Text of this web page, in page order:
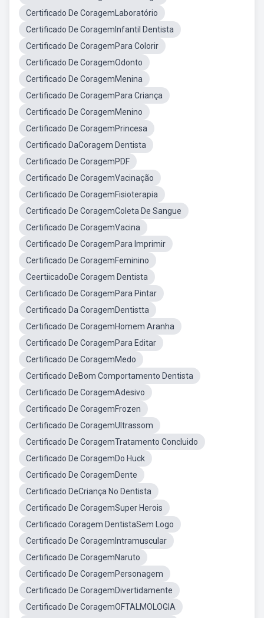
Certificado De CoragemLaboratório
Certificado De CoragemInfantil Dentista
Certificado De CoragemPara Colorir
Certificado De CoragemOdonto
Certificado De CoragemMenina
Certificado De CoragemPara Criança
Certificado De CoragemMenino
Certificado De CoragemPrincesa
Certificado DaCoragem Dentista
Certificado De CoragemPDF
Certificado De CoragemVacinação
Certificado De CoragemFisioterapia
Certificado De CoragemColeta De Sangue
Certificado De CoragemVacina
Certificado De CoragemPara Imprimir
Certificado De CoragemFeminino
CeertiicadoDe Coragem Dentista
Certificado De CoragemPara Pintar
Certificado Da CoragemDentistta
Certificado De CoragemHomem Aranha
Certificado De CoragemPara Editar
Certificado De CoragemMedo
Certificado DeBom Comportamento Dentista
Certificado De CoragemAdesivo
Certificado De CoragemFrozen
Certificado De CoragemUltrassom
Certificado De CoragemTratamento Concluido
Certificado De CoragemDo Huck
Certificado De CoragemDente
Certificado DeCriança No Dentista
Certificado De CoragemSuper Herois
Certificado Coragem DentistaSem Logo
Certificado De CoragemIntramuscular
Certificado De CoragemNaruto
Certificado De CoragemPersonagem
Certificado De CoragemDivertidamente
Certificado De CoragemOFTALMOLOGIA